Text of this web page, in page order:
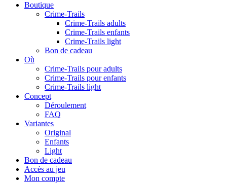
Boutique
Crime-Trails
Crime-Trails adults
Crime-Trails enfants
Crime-Trails light
Bon de cadeau
Où
Crime-Trails pour adults
Crime-Trails pour enfants
Crime-Trails light
Concept
Déroulement
FAQ
Variantes
Original
Enfants
Light
Bon de cadeau
Accès au jeu
Mon compte